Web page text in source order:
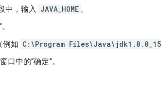
中，输入 JAVA_HOME 。
例如 C:\Program
口中的“确定”。